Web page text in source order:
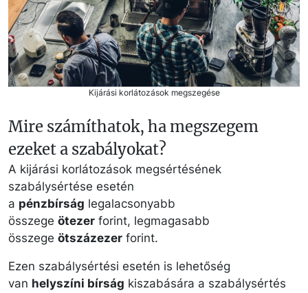
Kijárási korlátozások megszegése
Mire számíthatok, ha megszegem
ezeket a szabályokat?
A kijárási korlátozások megsértésének
szabálysértése esetén
a pénzbírság legalacsonyabb
összege ötezer forint, legmagasabb
összege ötszázezer forint.
Ezen szabálysértési esetén is lehetőség
van helyszíni bírság kiszabására a szabálysértés